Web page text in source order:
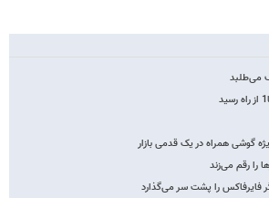
گوشی همراه در یک قدمی بازار
را رقم می‌زند
فایرفاکس را پشت سر می‌گذارد